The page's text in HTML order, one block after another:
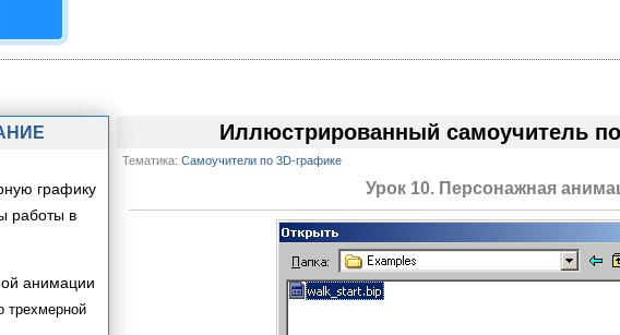
Иллюстрированный самоучитель
Тематика: Самоучители по 3D-графике
Урок 10. Персонажная
графику
работы в
анимации
трехмерной